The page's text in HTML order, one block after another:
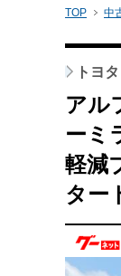
TOP 中
トヨタ
アル
ーミ
軽減
ター